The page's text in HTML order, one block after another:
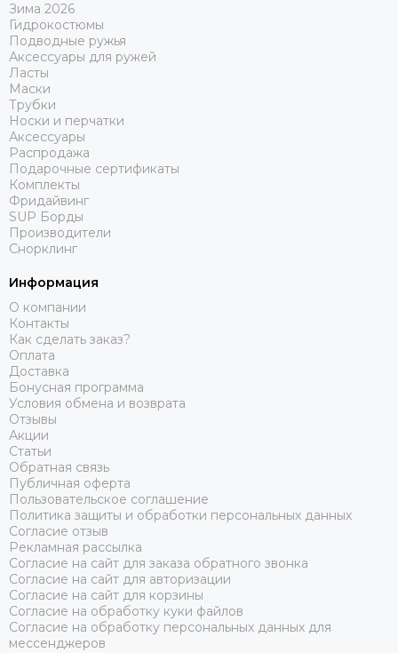
Зима 2026
Гидрокостюмы
Подводные ружья
Аксессуары для ружей
Ласты
Маски
Трубки
Носки и перчатки
Аксессуары
Распродажа
Подарочные сертификаты
Комплекты
Фридайвинг
SUP Борды
Производители
Снорклинг
Информация
О компании
Контакты
Как сделать заказ?
Оплата
Доставка
Бонусная программа
Условия обмена и возврата
Отзывы
Акции
Статьи
Обратная связь
Публичная оферта
Пользовательское соглашение
Политика защиты и обработки персональных данных
Согласие отзыв
Рекламная рассылка
Согласие на сайт для заказа обратного звонка
Согласие на сайт для авторизации
Согласие на сайт для корзины
Согласие на обработку куки файлов
Согласие на обработку персональных данных для
мессенджеров